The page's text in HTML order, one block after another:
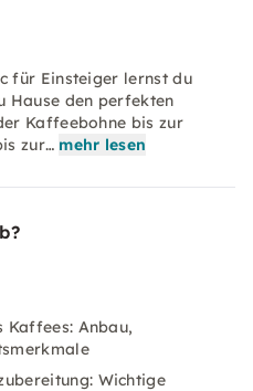
für Einsteiger lernst du
Hause den perfekten
Kaffeebohne bis zur
zur… mehr lesen
Kaffees: Anbau,
Wichtige